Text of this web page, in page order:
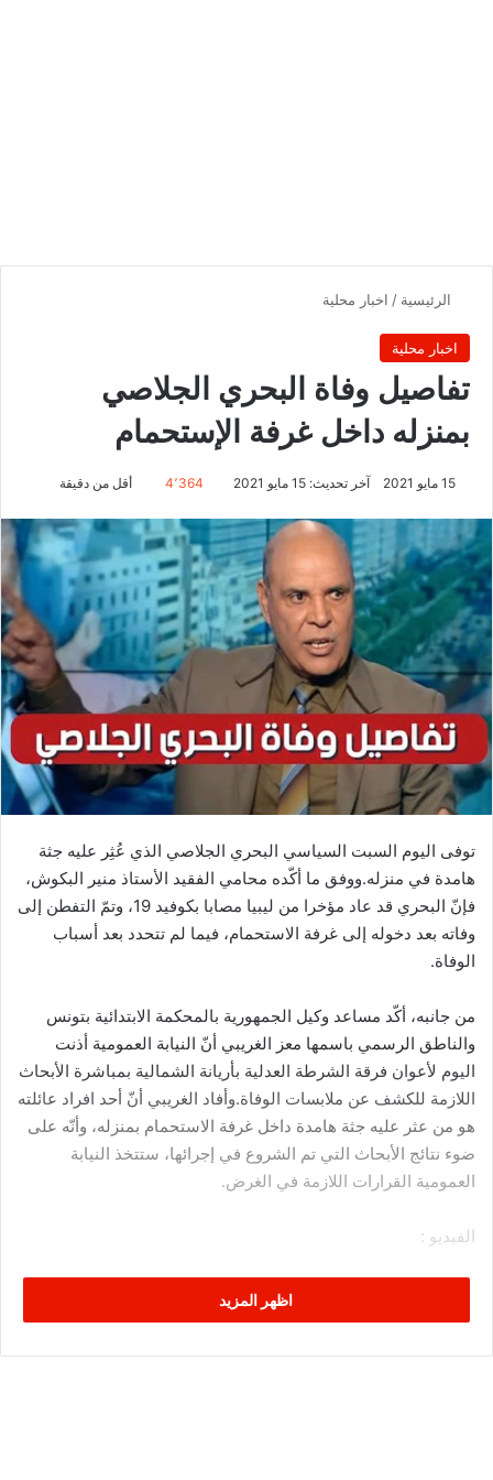
الرئيسية / اخبار محلية
اخبار محلية
تفاصيل وفاة البحري الجلاصي
بمنزله داخل غرفة الإستحمام
15 مايو 2021 آخر تحديث: 15 مايو 2021 4٬364 أقل من دقيقة
توفى اليوم السبت السياسي البحري الجلاصي الذي عُثِر عليه جثة
هامدة في منزله.ووفق ما أكّده محامي الفقيد الأستاذ منير البكوش،
فإنّ البحري قد عاد مؤخرا من ليبيا مصابا بكوفيد 19، وتمّ التفطن إلى
وفاته بعد دخوله إلى غرفة الاستحمام، فيما لم تتحدد بعد أسباب
الوفاة.
من جانبه، أكّد مساعد وكيل الجمهورية بالمحكمة الابتدائية بتونس
والناطق الرسمي باسمها معز الغريبي أنّ النيابة العمومية أذنت
اليوم لأعوان فرقة الشرطة العدلية بأريانة الشمالية بمباشرة الأبحاث
اللازمة للكشف عن ملابسات الوفاة.وأفاد الغريبي أنّ أحد افراد عائلته
هو من عثر عليه جثة هامدة داخل غرفة الاستحمام بمنزله، وأنّه على
ضوء نتائج الأبحاث التي تم الشروع في إجرائها، ستتخذ النيابة
العمومية القرارات اللازمة في الغرض.
الفيديو :
اظهر المزيد